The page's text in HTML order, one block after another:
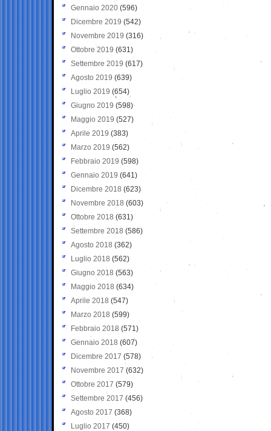
Gennaio 2020 (596)
Dicembre 2019 (542)
Novembre 2019 (316)
Ottobre 2019 (631)
Settembre 2019 (617)
Agosto 2019 (639)
Luglio 2019 (654)
Giugno 2019 (598)
Maggio 2019 (527)
Aprile 2019 (383)
Marzo 2019 (562)
Febbraio 2019 (598)
Gennaio 2019 (641)
Dicembre 2018 (623)
Novembre 2018 (603)
Ottobre 2018 (631)
Settembre 2018 (586)
Agosto 2018 (362)
Luglio 2018 (562)
Giugno 2018 (563)
Maggio 2018 (634)
Aprile 2018 (547)
Marzo 2018 (599)
Febbraio 2018 (571)
Gennaio 2018 (607)
Dicembre 2017 (578)
Novembre 2017 (632)
Ottobre 2017 (579)
Settembre 2017 (456)
Agosto 2017 (368)
Luglio 2017 (450)